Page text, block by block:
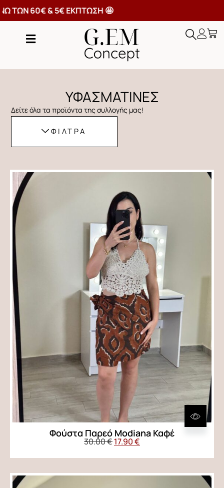
ΑΝΩ ΤΩΝ 60€ & 5€ ΕΚΠΤΩΣΗ 🤩
ΥΦΑΣΜΑΤΙΝΕΣ
Δείτε όλα τα προϊόντα της συλλογής μας!
ΦΙΛΤΡΑ
Φούστα Παρεό Modiana Καφέ
30.00€17.90€